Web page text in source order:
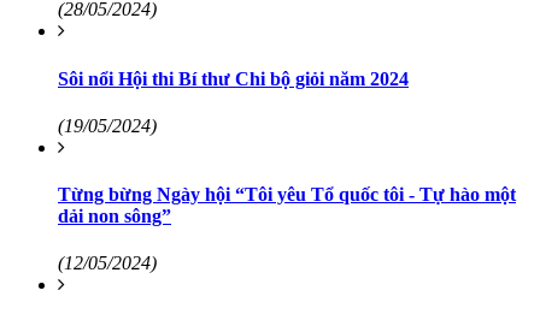
(28/05/2024)
Sôi nổi Hội thi Bí thư Chi bộ giỏi năm 2024
(19/05/2024)
Từng bừng Ngày hội “Tôi yêu Tổ quốc tôi - Tự hào một
dải non sông”
(12/05/2024)